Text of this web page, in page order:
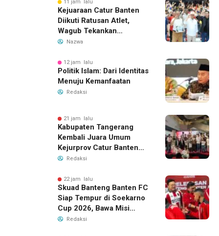
11 jam lalu
Kejuaraan Catur Banten
Diikuti Ratusan Atlet,
Wagub Tekankan
Pembinaan Dini
Nazwa
12 jam lalu
Politik Islam: Dari Identitas
Menuju Kemanfaatan
Redaksi
21 jam lalu
Kabupaten Tangerang
Kembali Juara Umum
Kejurprov Catur Banten
2026, Raih 24 Medali
Redaksi
22 jam lalu
Skuad Banteng Banten FC
Siap Tempur di Soekarno
Cup 2026, Bawa Misi
Harumkan Nama Banten
Redaksi